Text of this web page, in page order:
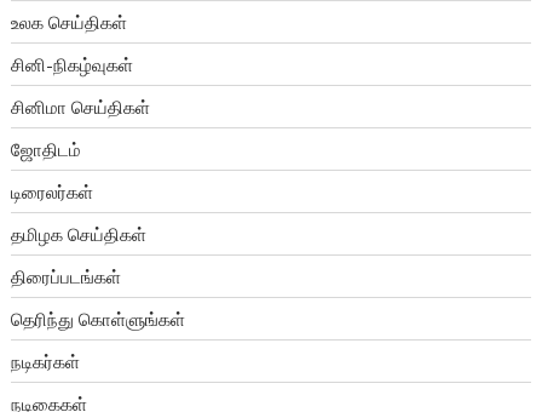
உலக செய்திகள்
சினி-நிகழ்வுகள்
சினிமா செய்திகள்
ஜோதிடம்
டிரைலர்கள்
தமிழக செய்திகள்
திரைப்படங்கள்
தெரிந்து கொள்ளுங்கள்
நடிகர்கள்
நடிகைகள்